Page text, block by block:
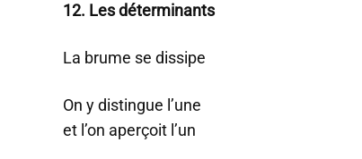
12. Les déterminants
La brume se dissipe
On y distingue l’une
et l’on aperçoit l’un